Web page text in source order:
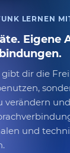
LERNEN
Eigene
dir die
verändern
und